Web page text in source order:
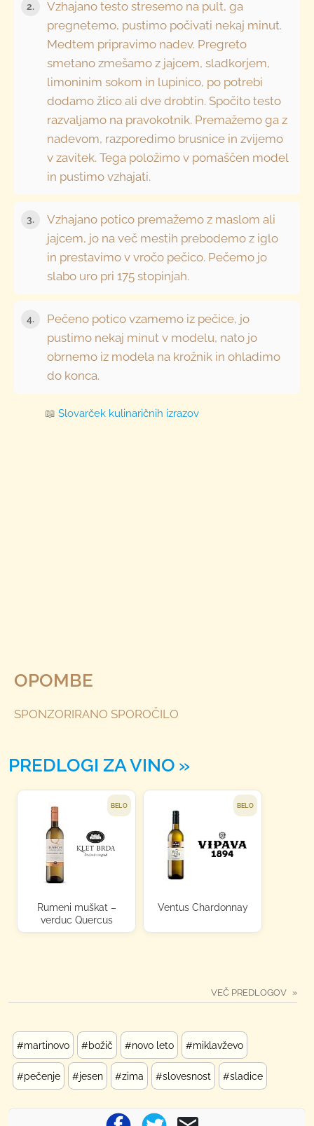
2.
Vzhajano testo stresemo na pult, ga
pregnetemo, pustimo počivati nekaj minut.
Medtem pripravimo nadev. Pregreto
smetano zmešamo z jajcem, sladkorjem,
limoninim sokom in lupinico, po potrebi
dodamo žlico ali dve drobtin. Spočito testo
razvaljamo na pravokotnik. Premažemo ga z
nadevom, razporedimo brusnice in zvijemo
v zavitek. Tega položimo v pomaščen model
in pustimo vzhajati.
3.
Vzhajano potico premažemo z maslom ali
jajcem, jo na več mestih prebodemo z iglo
in prestavimo v vročo pečico. Pečemo jo
slabo uro pri 175 stopinjah.
4.
Pečeno potico vzamemo iz pečice, jo
pustimo nekaj minut v modelu, nato jo
obrnemo iz modela na krožnik in ohladimo
do konca.
📖Slovarček kulinaričnih izrazov
OPOMBE
SPONZORIRANO SPOROČILO
PREDLOGI ZA VINO
BELO
Rumeni muškat –
verduc Quercus
BELO
Ventus Chardonnay
VEČ PREDLOGOV
#martinovo #božič #novo leto #miklavževo
#pečenje #jesen #zima #slovesnost #sladice